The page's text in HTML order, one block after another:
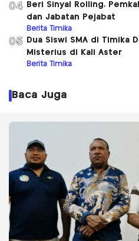
04
Beri Sinyal Rolling,
dan Jabatan Pejabat
Berita Timika
05
Dua Siswi SMA di Timika
Misterius di Kali Aster
Berita Timika
Baca Juga